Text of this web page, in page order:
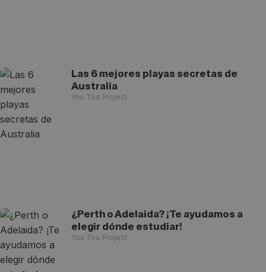
Las 6 mejores playas secretas de
Australia
You Too Project
¿Perth o Adelaida? ¡Te ayudamos a
elegir dónde estudiar!
You Too Project